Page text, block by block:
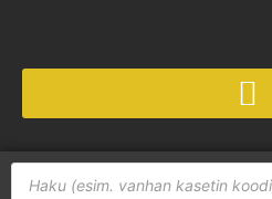
Products
search